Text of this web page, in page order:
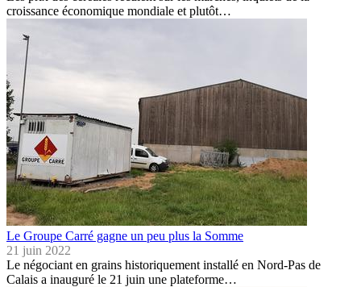
croissance économique mondiale et plutôt…
Le Groupe Carré gagne un peu plus la Somme
21 juin 2022
Le négociant en grains historiquement installé en Nord-Pas de
Calais a inauguré le 21 juin une plateforme…